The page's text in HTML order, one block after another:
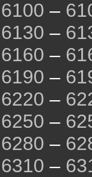
6100 –
6130 –
6160 –
6190 –
6220 –
6250 –
6280 –
6310 –